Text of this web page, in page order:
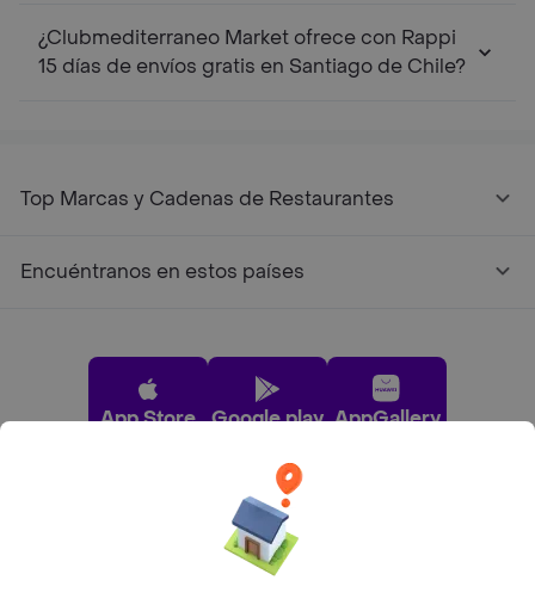
¿Clubmediterraneo Market ofrece con Rappi
15 días de envíos gratis en Santiago de Chile?
Top Marcas y Cadenas de Restaurantes
Encuéntranos en estos países
App Store Google play AppGallery
Pide tu comida favorita cerca de ti